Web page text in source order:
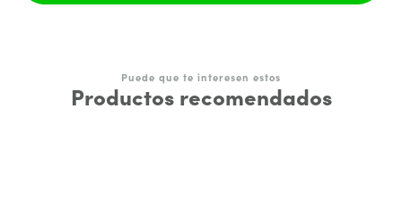
Puede que te interesen estos
Productos recomendados